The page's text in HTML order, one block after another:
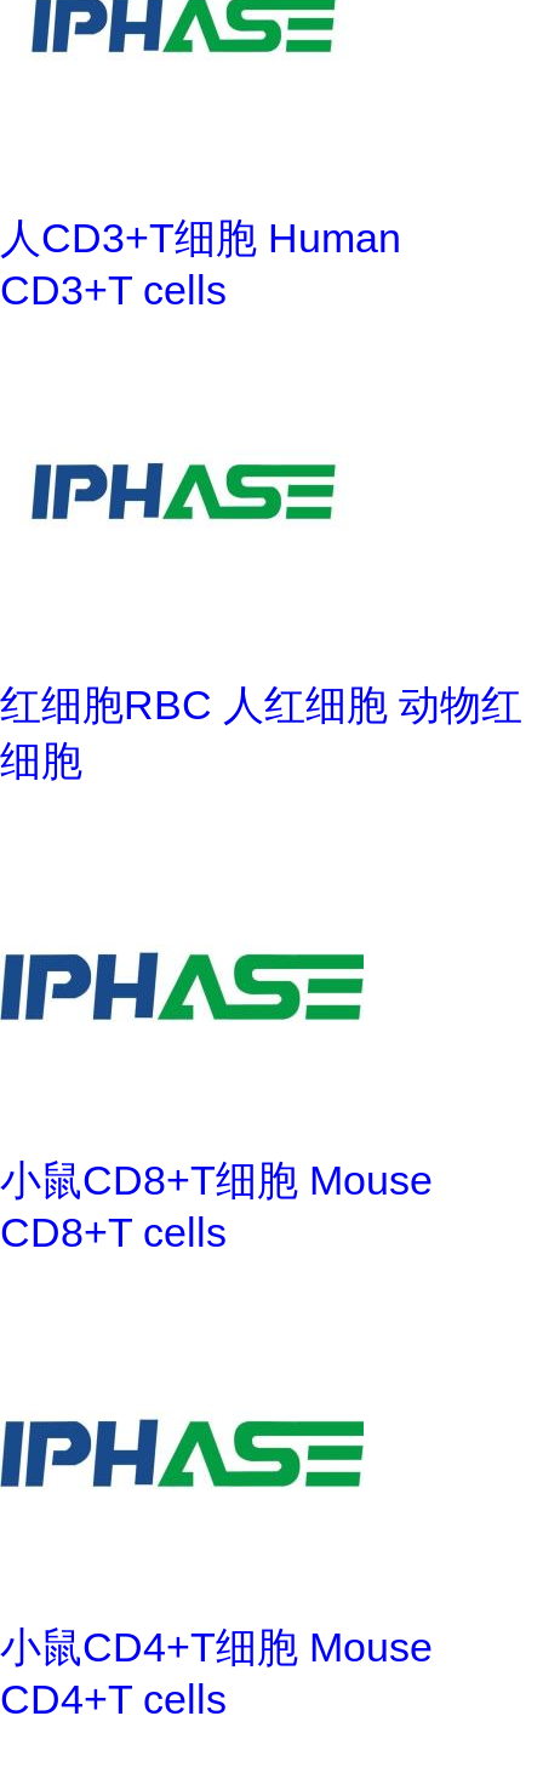
人CD3+T细胞 Human
CD3+T cells
红细胞RBC 人红细胞 动物红
细胞
小鼠CD8+T细胞 Mouse
CD8+T cells
小鼠CD4+T细胞 Mouse
CD4+T cells